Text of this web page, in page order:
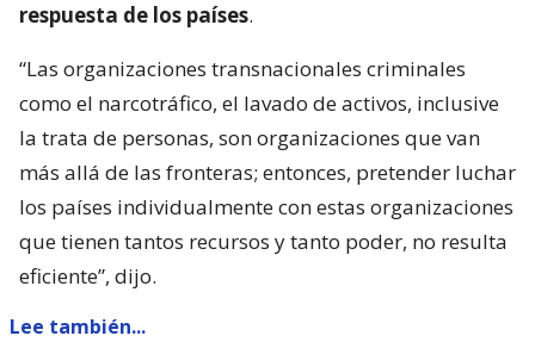
respuesta de los países.
“Las organizaciones transnacionales criminales
como el narcotráfico, el lavado de activos, inclusive
la trata de personas, son organizaciones que van
más allá de las fronteras; entonces, pretender luchar
los países individualmente con estas organizaciones
que tienen tantos recursos y tanto poder, no resulta
eficiente”, dijo.
Lee también...